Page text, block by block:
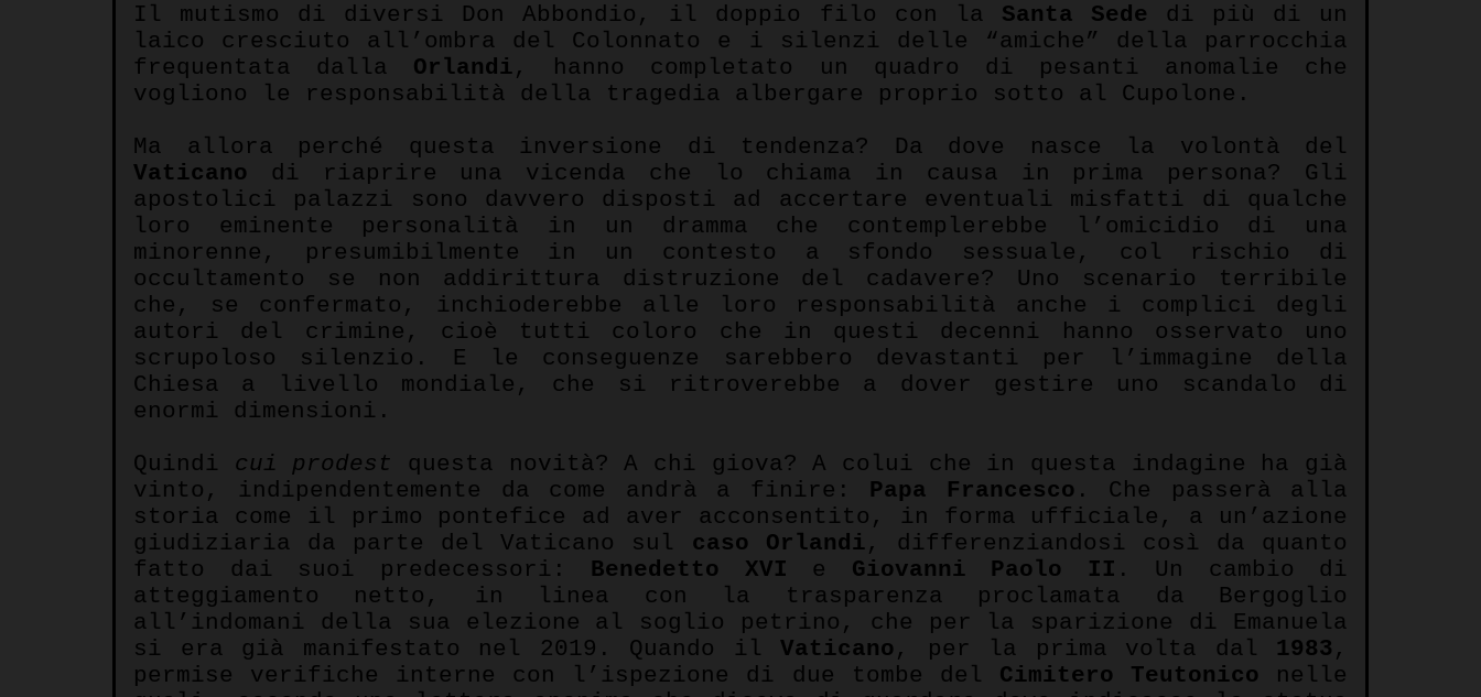
Il mutismo di diversi Don Abbondio, il doppio filo con la Santa Sede di più di un
laico cresciuto all’ombra del Colonnato e i silenzi delle “amiche” della parrocchia
frequentata dalla Orlandi , hanno completato un quadro di pesanti anomalie che
vogliono le responsabilità della tragedia albergare proprio sotto al Cupolone.
Ma allora perché questa inversione di tendenza? Da dove nasce la volontà del
Vaticano di riaprire una vicenda che lo chiama in causa in prima persona? Gli
apostolici palazzi sono davvero disposti ad accertare eventuali misfatti di qualche
loro eminente personalità in un dramma che contemplerebbe l’omicidio di una
minorenne, presumibilmente in un contesto a sfondo sessuale, col rischio di
occultamento se non addirittura distruzione del cadavere? Uno scenario terribile
che, se confermato, inchioderebbe alle loro responsabilità anche i complici degli
autori del crimine, cioè tutti coloro che in questi decenni hanno osservato uno
scrupoloso silenzio. E le conseguenze sarebbero devastanti per l’immagine della
Chiesa a livello mondiale, che si ritroverebbe a dover gestire uno scandalo di
enormi dimensioni.
Quindi cui prodest
questa novità? A chi giova? A colui che in questa indagine ha già
vinto, indipendentemente da come andrà a finire: Papa Francesco . Che passerà alla
storia come il primo pontefice ad aver acconsentito, in forma ufficiale, a un’azione
giudiziaria da parte del Vaticano sul
caso Orlandi , differenziandosi così da quanto
fatto dai suoi predecessori: Benedetto XVI e Giovanni Paolo II . Un cambio di
atteggiamento netto, in linea con la trasparenza proclamata da Bergoglio
all’indomani della sua elezione al soglio petrino, che per la sparizione di Emanuela
si era già manifestato nel 2019. Quando il Vaticano , per la prima volta dal 1983 ,
permise verifiche interne con l’ispezione di due tombe del Cimitero Teutonico nelle